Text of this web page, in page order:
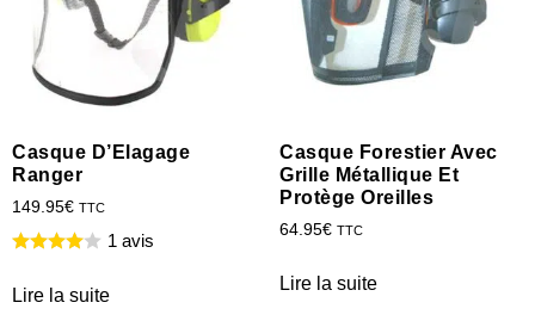
Casque D’Elagage
Ranger
149.95€ TTC
1 avis
Lire la suite
Casque Forestier Avec
Grille Métallique Et
Protège Oreilles
64.95€ TTC
Lire la suite